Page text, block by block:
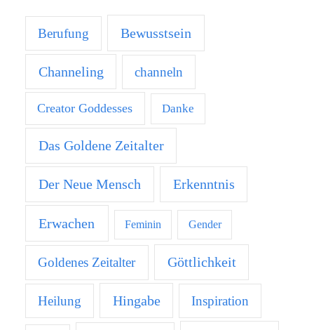
Berufung Bewusstsein
Channeling channeln
Creator Goddesses Danke
Das Goldene Zeitalter
Der Neue Mensch Erkenntnis
Erwachen Feminin Gender
Goldenes Zeitalter Göttlichkeit
Heilung Hingabe Inspiration